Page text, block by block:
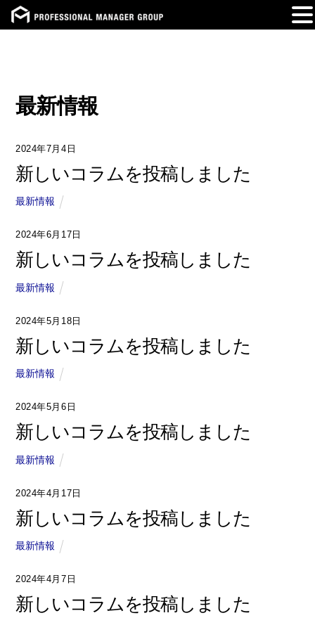
最新情報
2024年7月4日
新しいコラムを投稿しました
最新情報
2024年6月17日
新しいコラムを投稿しました
最新情報
2024年5月18日
新しいコラムを投稿しました
最新情報
2024年5月6日
新しいコラムを投稿しました
最新情報
2024年4月17日
新しいコラムを投稿しました
最新情報
2024年4月7日
新しいコラムを投稿しました